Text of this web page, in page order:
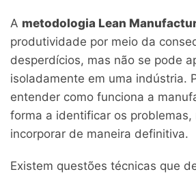
A metodologia Lean
produtividade por meio da
desperdícios, mas não se pode
isoladamente em uma indústria.
entender como funciona a
forma a identificar os problemas,
incorporar de maneira definitiva.
Existem questões técnicas que